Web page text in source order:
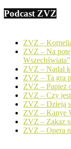
Podcast ZVZ
ZVZ –
ZVZ – Na
Wszechświata”
ZVZ – Nadal
ZVZ – Ta gra
ZVZ – Papież
ZVZ – Czy
ZVZ – Dzieją
ZVZ – Kanye
ZVZ – Zakaz
ZVZ – Opera